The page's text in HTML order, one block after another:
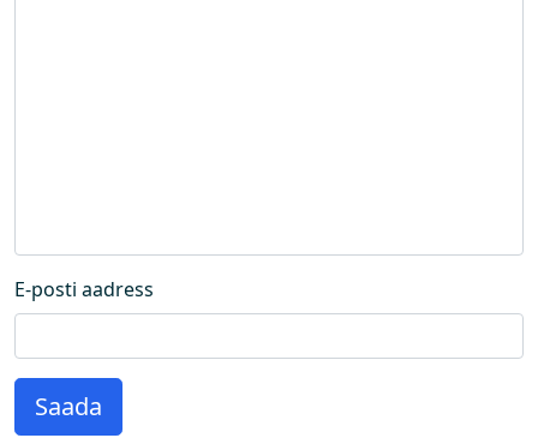
E-posti aadress